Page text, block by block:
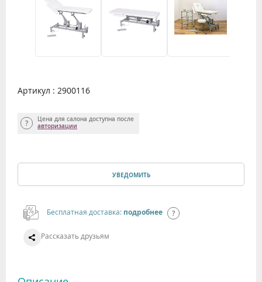
Артикул : 2900116
Цена для салона доступна после
авторизации
УВЕДОМИТЬ
Бесплатная доставка: подробнее
Рассказать друзьям